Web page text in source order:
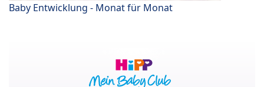
Baby Entwicklung - Monat für Monat